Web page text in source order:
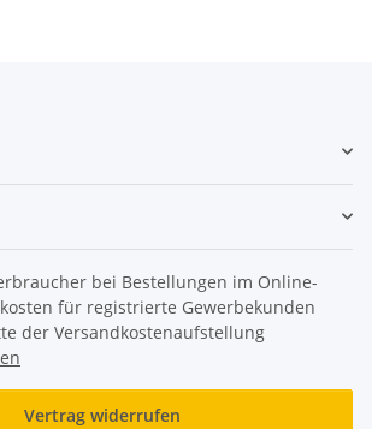
bei Bestellungen im Online-
für registrierte Gewerbekunden
der Versandkostenaufstellung
Vertrag widerrufen